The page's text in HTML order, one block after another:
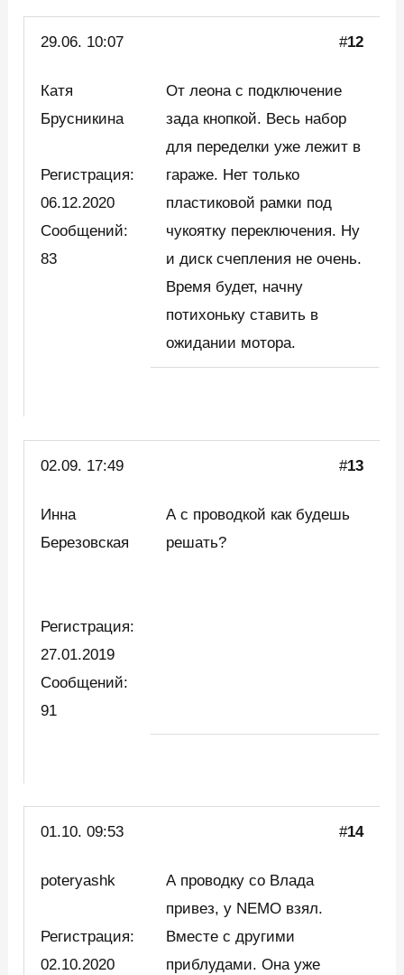
29.06. 10:07 #12
Катя
Брусникина
Регистрация:
06.12.2020
Сообщений:
83
От леона с подключение
зада кнопкой. Весь набор
для переделки уже лежит в
гараже. Нет только
пластиковой рамки под
чукоятку переключения. Ну
и диск счепления не очень.
Время будет, начну
потихоньку ставить в
ожидании мотора.
02.09. 17:49 #13
Инна
Березовская
Регистрация:
27.01.2019
Сообщений:
91
А с проводкой как будешь
решать?
01.10. 09:53 #14
poteryashk
Регистрация:
02.10.2020
А проводку со Влада
привез, у NEMO взял.
Вместе с другими
приблудами. Она уже